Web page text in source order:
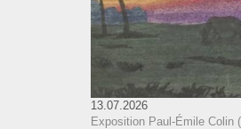
13.07.2026
Exposition Paul-Émile Colin